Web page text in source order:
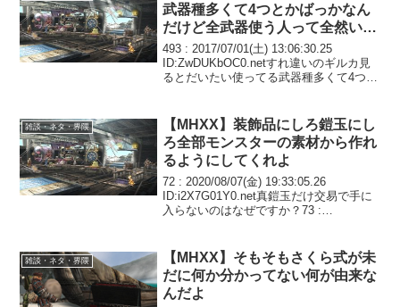
武器種多くて4つとかばっかなん
だけど全武器使う人って全然いな
いもんなん？
493 : 2017/07/01(土) 13:06:30.25
ID:ZwDUKbOC0.netすれ違いのギルカ見
るとだいたい使ってる武器種多くて4つと
2017/07/...
雑談・ネタ・界隈
【MHXX】装飾品にしろ鎧玉にし
ろ全部モンスターの素材から作れ
るようにしてくれよ
72 : 2020/08/07(金) 19:33:05.26
ID:i2X7G01Y0.net真鎧玉だけ交易で手に
入らないのはなぜですか？73 :
雑談・ネタ・界隈
【MHXX】そもそもさくら式が未
だに何か分かってない何が由来な
んだよ